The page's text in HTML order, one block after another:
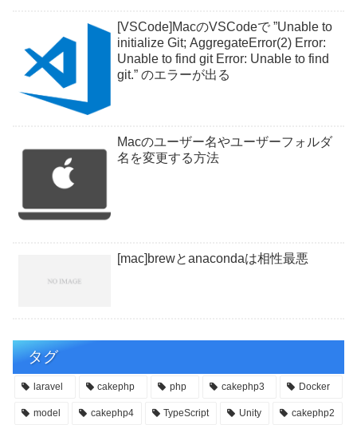
[VSCode]MacのVSCodeで ”Unable to
initialize Git; AggregateError(2) Error:
Unable to find git Error: Unable to find
git.” のエラーが出る
Macのユーザー名やユーザーフォルダ
名を変更する方法
[mac]brewとanacondaは相性最悪
タグ
laravel cakephp php cakephp3 Docker
model cakephp4 TypeScript Unity cakephp2